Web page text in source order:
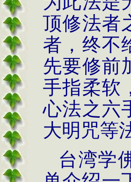
顶修法者
者，终不
先要修前
手指柔软
心法之六
大明咒等
台湾学